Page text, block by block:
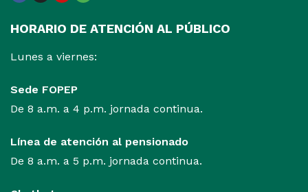
HORARIO DE ATENCIÓN AL PÚBLICO
Lunes a viernes:
Sede FOPEP
De 8 a.m. a 4 p.m. jornada continua.
Línea de atención al pensionado
De 8 a.m. a 5 p.m. jornada continua.